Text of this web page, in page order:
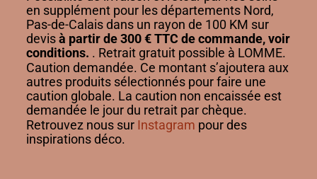
en supplément pour les départements Nord,
Pas-de-Calais dans un rayon de 100 KM sur
devisà partir de 300 € TTC de commande, voir
conditions. . Retrait gratuit possible à LOMME.
Caution demandée. Ce montant s’ajoutera aux
autres produits sélectionnés pour faire une
caution globale. La caution non encaissée est
demandée le jour du retrait par chèque.
Retrouvez nous sur Instagram pour des
inspirations déco.